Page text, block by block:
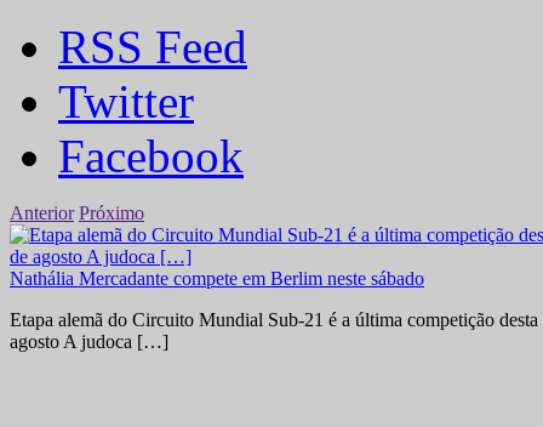
RSS Feed
Twitter
Facebook
Anterior Próximo
Nathália Mercadante compete em Berlim neste sábado
Etapa alemã do Circuito Mundial Sub-21 é a última competição
agosto A judoca […]